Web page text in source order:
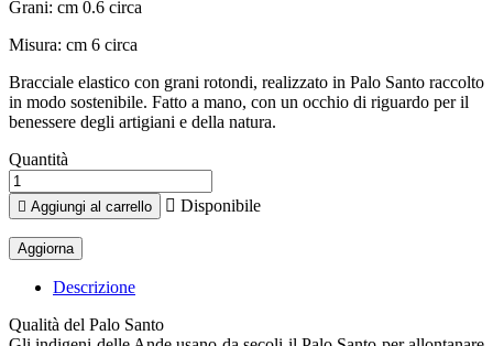
Grani: cm 0.6 circa
Misura: cm 6 circa
Bracciale elastico con grani rotondi, realizzato in Palo Santo raccolto
in modo sostenibile. Fatto a mano, con un occhio di riguardo per il
benessere degli artigiani e della natura.
Quantità
 Aggiungi al carrello  Disponibile
Descrizione
Qualità del Palo Santo